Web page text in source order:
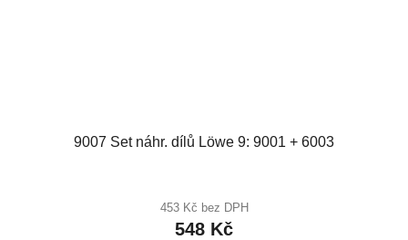
9007 Set náhr. dílů Löwe 9: 9001 + 6003
453 Kč bez DPH
548 Kč